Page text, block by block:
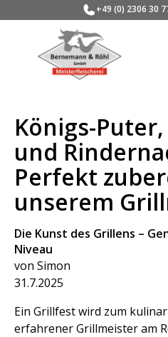
+49 (0) 2306 30
Königs-
und
Perfekt
unserem
Die Kunst des Grillens –
Niveau
von Simon
31.7.2025
Ein Grillfest wird zum
erfahrener Grillmeister am